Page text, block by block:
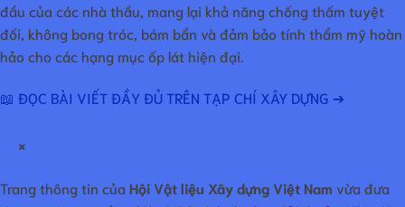
đầu của các nhà thầu, mang lại khả năng chống thấm tuyệt
đối, không bong tróc, bám bẩn và đảm bảo tính thẩm mỹ hoàn
hảo cho các hạng mục ốp lát hiện đại.
📖 ĐỌC BÀI VIẾT ĐẦY ĐỦ TRÊN TẠP CHÍ XÂY DỰNG ➔
×
Trang thông tin củaHội Vật liệu Xây dựng Việt Nam vừa đưa